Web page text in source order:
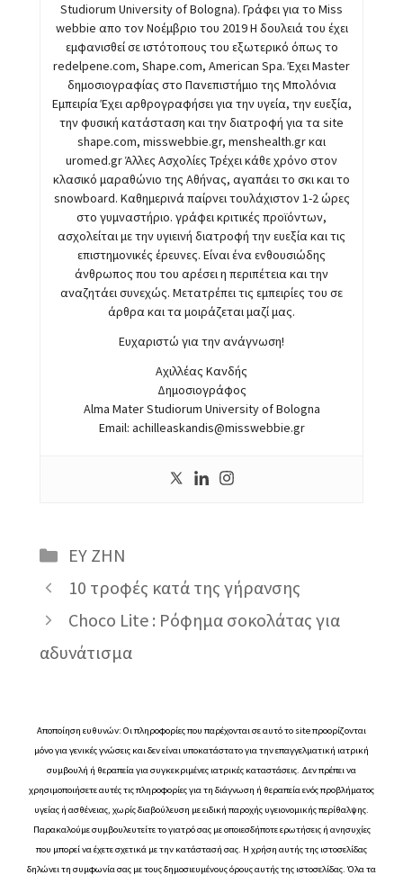
Studiorum University of Bologna). Γράφει για το Miss
webbie απο τον Νοέμβριο του 2019 Η δουλειά του έχει
εμφανισθεί σε ιστότοπους του εξωτερικό όπως το
redelpene.com, Shape.com, American Spa. Έχει Master
δημοσιογραφίας στο Πανεπιστήμιο της Μπολόνια
Εμπειρία Έχει αρθρογραφήσει για την υγεία, την ευεξία,
την φυσική κατάσταση και την διατροφή για τα site
shape.com, misswebbie.gr, menshealth.gr και
uromed.gr Άλλες Ασχολίες Τρέχει κάθε χρόνο στον
κλασικό μαραθώνιο της Αθήνας, αγαπάει το σκι και το
snowboard. Καθημερινά παίρνει τουλάχιστον 1-2 ώρες
στο γυμναστήριο. γράφει κριτικές προϊόντων,
ασχολείται με την υγιεινή διατροφή την ευεξία και τις
επιστημονικές έρευνες. Είναι ένα ενθουσιώδης
άνθρωπος που του αρέσει η περιπέτεια και την
αναζητάει συνεχώς. Μετατρέπει τις εμπειρίες του σε
άρθρα και τα μοιράζεται μαζί μας.
Ευχαριστώ για την ανάγνωση!
Αχιλλέας Κανδής
Δημοσιογράφος
Alma Mater Studiorum University of Bologna
Email: achilleaskandis@misswebbie.gr
Κατηγορίες
ΕΥ ΖΗΝ
10 τροφές κατά της γήρανσης
Choco Lite : Ρόφημα σοκολάτας για
αδυνάτισμα
Αποποίηση ευθυνών: Οι πληροφορίες που παρέχονται σε αυτό το site προορίζονται
μόνο για γενικές γνώσεις και δεν είναι υποκατάστατο για την επαγγελματική ιατρική
συμβουλή ή θεραπεία για συγκεκριμένες ιατρικές καταστάσεις. Δεν πρέπει να
χρησιμοποιήσετε αυτές τις πληροφορίες για τη διάγνωση ή θεραπεία ενός προβλήματος
υγείας ή ασθένειας, χωρίς διαβούλευση με ειδική παροχής υγειονομικής περίθαλψης.
Παρακαλούμε συμβουλευτείτε το γιατρό σας με οποιεσδήποτε ερωτήσεις ή ανησυχίες
που μπορεί να έχετε σχετικά με την κατάστασή σας. Η χρήση αυτής της ιστοσελίδας
δηλώνει τη συμφωνία σας με τους δημοσιευμένους όρους αυτής της ιστοσελίδας. Όλα τα